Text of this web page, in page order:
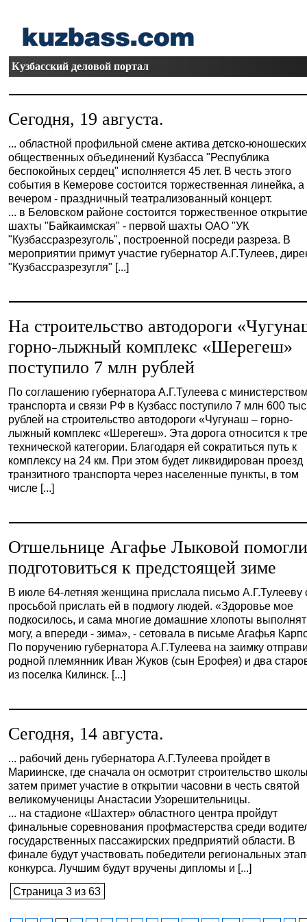
Кузбасский деловой портал
Сегодня, 19 августа.
... областной профильной смене актива детско-юношеских
общественных объединений Кузбасса "Республика
беспокойных сердец" исполняется 45 лет. В честь этого
события в Кемерове состоится торжественная линейка, а
вечером - праздничный театрализованный концерт.
... в Беловском районе состоится торжественное
шахты "Байкаимская" - первой шахты ОАО "УК
"Кузбассразрезуголь", построенной посреди разреза. В
мероприятии примут участие губернатор А.Г.Тулеев,
"Кузбассразрезугля" [...]
На строительство автодороги
горно-лыжный комплекс «Шерегеш»
поступило 7 млн рублей
По соглашению губернатора А.Г.Тулеева с
транспорта и связи РФ в Кузбасс поступило 7 млн 600
рублей на строительство автодороги «Чугунаш – горно-
лыжный комплекс «Шерегеш». Эта дорога относится к
технической категории. Благодаря ей сократиться путь к
комплексу на 24 км. При этом будет ликвидирован проезд
транзитного транспорта через населенные пункты, в том
числе [...]
Отшельнице Агафье Лыковой
подготовиться к предстоящей зиме
В июле 64-летняя женщина прислала письмо А.Г.Тулееву
просьбой прислать ей в подмогу людей. «Здоровье мое
подкосилось, и сама многие домашние хлопоты
могу, а впереди - зима», - сетовала в письме Агафья
По поручению губернатора А.Г.Тулеева на заимку
родной племянник Иван Жуков (сын Ерофея) и два
из поселка Килинск. [...]
Сегодня, 14 августа.
... рабочий день губернатора А.Г.Тулеева пройдет в
Мариинске, где сначала он осмотрит строительство
затем примет участие в открытии часовни в честь святой
великомученицы Анастасии Узорешительницы.
... на стадионе «Шахтер» областного центра пройдут
финальные соревнования профмастерства среди
государственных пассажирских предприятий области. В
финале будут участвовать победители региональных
конкурса. Лучшим будут вручены дипломы и [...]
Страница 3 из 63